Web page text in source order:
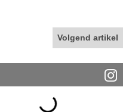
Volgend artikel